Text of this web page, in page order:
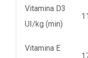
Vitamina D3
UI/kg (min)
Vitamina E